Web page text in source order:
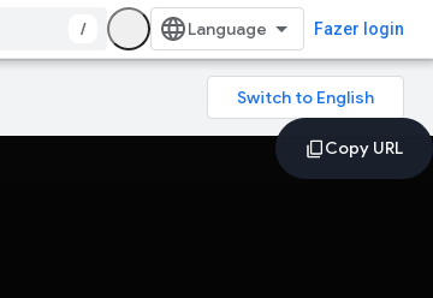
/ Fazer login